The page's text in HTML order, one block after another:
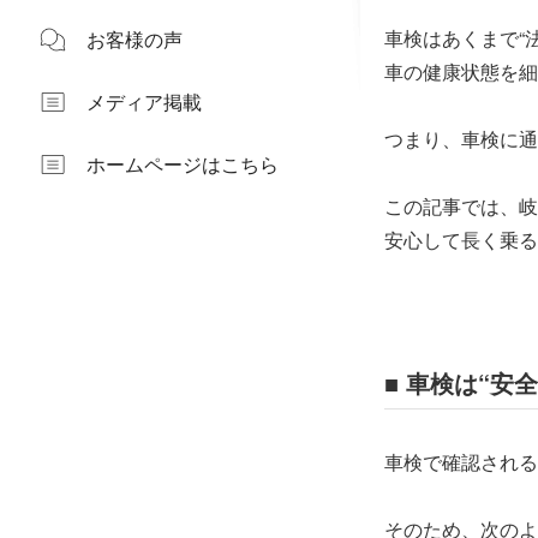
お客様の声
メディア掲載
ホームページはこちら
車検はあくまで“
車の健康状態を
つまり、車検に
この記事では、
安心して長く乗
■ 車検は“安
車検で確認され
そのため、次の